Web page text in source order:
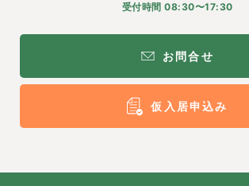
受付時間 08:30〜17:30
お問合せ
仮入居申込み